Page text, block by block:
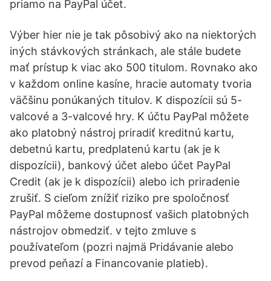
priamo na PayPal účet.
Výber hier nie je tak pôsobivý ako na niektorých
iných stávkových stránkach, ale stále budete
mať prístup k viac ako 500 titulom. Rovnako ako
v každom online kasíne, hracie automaty tvoria
väčšinu ponúkaných titulov. K dispozícii sú 5-
valcové a 3-valcové hry. K účtu PayPal môžete
ako platobný nástroj priradiť kreditnú kartu,
debetnú kartu, predplatenú kartu (ak je k
dispozícii), bankový účet alebo účet PayPal
Credit (ak je k dispozícii) alebo ich priradenie
zrušiť. S cieľom znížiť riziko pre spoločnosť
PayPal môžeme dostupnosť vašich platobných
nástrojov obmedziť. v tejto zmluve s
používateľom (pozri najmä Pridávanie alebo
prevod peňazí a Financovanie platieb).